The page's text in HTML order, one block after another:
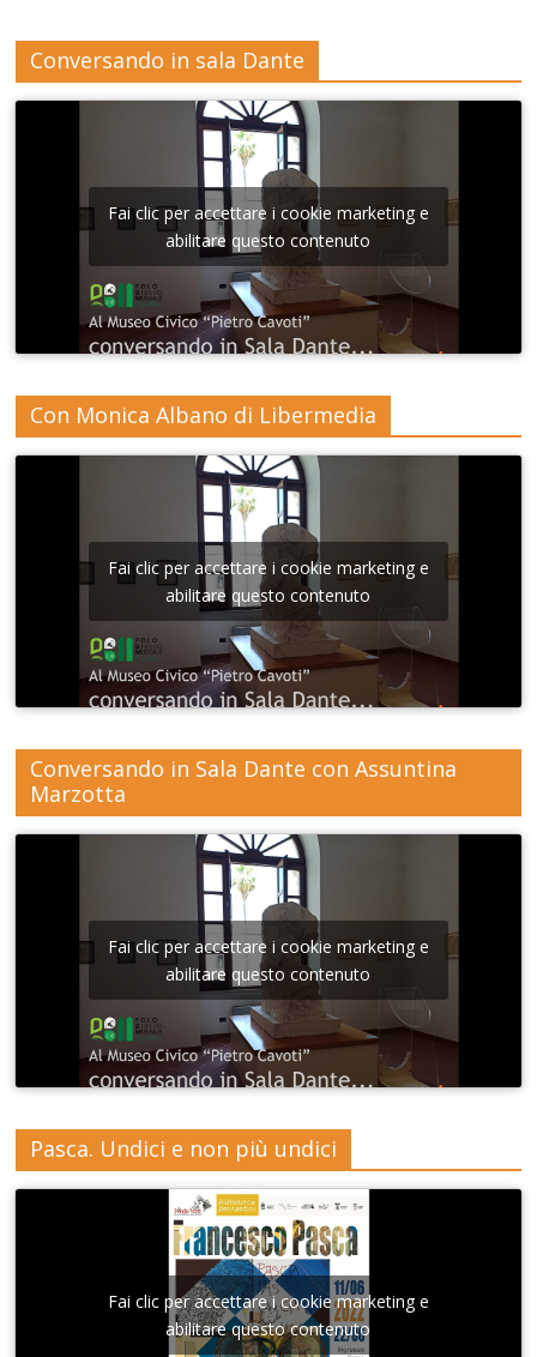
Conversando in sala Dante
Fai clic per accettare i cookie marketing e
abilitare questo contenuto
Con Monica Albano di Libermedia
Fai clic per accettare i cookie marketing e
abilitare questo contenuto
Conversando in Sala Dante con Assuntina
Marzotta
Fai clic per accettare i cookie marketing e
abilitare questo contenuto
Pasca. Undici e non più undici
Fai clic per accettare i cookie marketing e
abilitare questo contenuto